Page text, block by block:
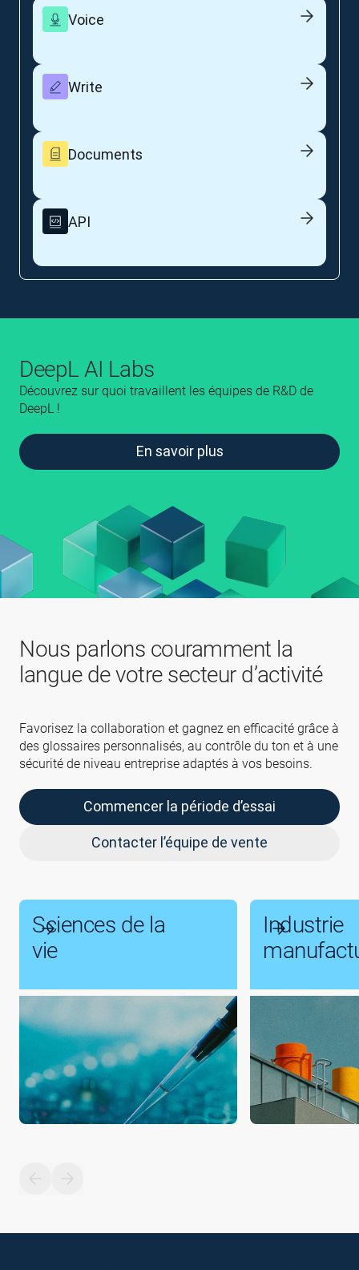
Voice
Write
Documents
API
DeepL AI Labs
Découvrez sur quoi travaillent les équipes de R&D de
DeepL !
En savoir plus
Nous parlons couramment la
langue de votre secteur d’activité
Favorisez la collaboration et gagnez en efficacité grâce à
des glossaires personnalisés, au contrôle du ton et à une
sécurité de niveau entreprise adaptés à vos besoins.
Commencer la période d’essai
Contacter l’équipe de vente
Sciences de la
vie
Industrie